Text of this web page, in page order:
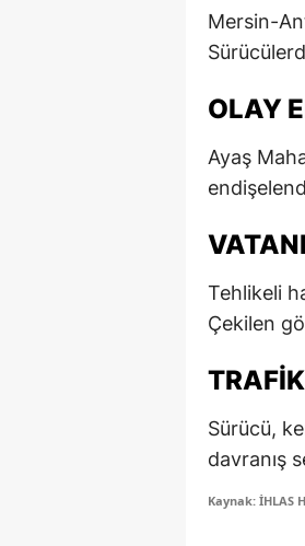
Mersin-
OLAY
Ayaş
Tehlikeli
Çekilen
Sürücü,
davranış
Kaynak: İHLAS